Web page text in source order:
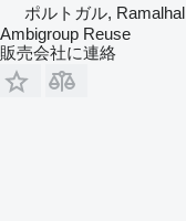
ポルトガル, Ramalhal
Ambigroup Reuse
販売会社に連絡